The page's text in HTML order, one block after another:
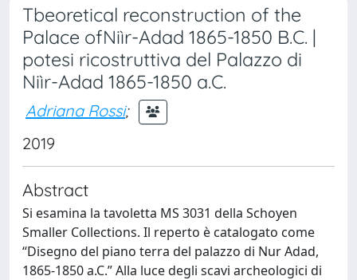
Tbeoretical reconstruction of the
Palace ofNiìr-Adad 1865-1850 B.C. |
potesi ricostruttiva del Palazzo di
Niìr-Adad 1865-1850 a.C.
Adriana Rossi;
2019
Abstract
Si esamina la tavoletta MS 3031 della Schoyen
Smaller Collections. Il reperto è catalogato come
“Disegno del piano terra del palazzo di Nur Adad,
1865-1850 a.C.” Alla luce degli scavi archeologici di